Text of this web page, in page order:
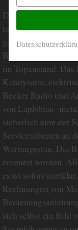
Dieses Mercedes
tadellosen, sehr
gepflegt. Es gibt
Beulen oder
im Topzustand. Das
Katalysator,
Becker Radio und
von Lapisblau-
sicherlich eine der
Servicearbeiten an
Wartungsstau. Die
erneuert worden.
es ist sofort
Rechnungen von
sich selbst ein Bild